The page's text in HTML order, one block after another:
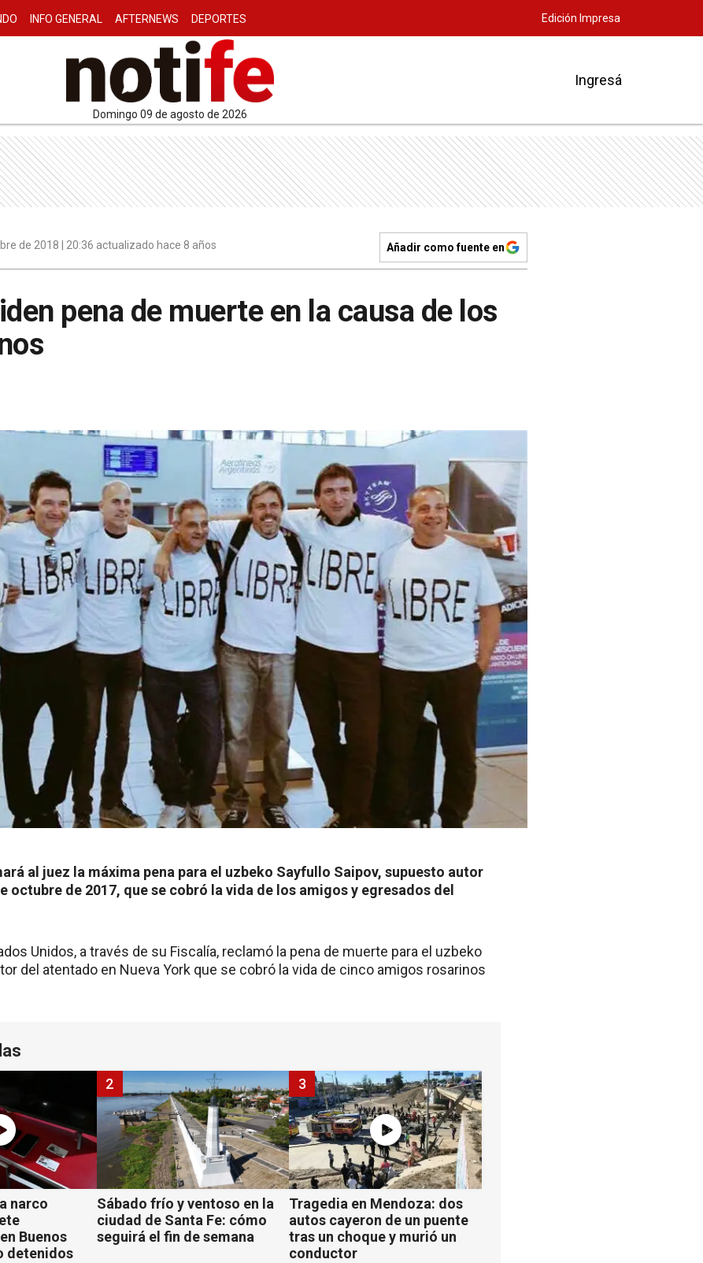
INFO GENERAL AFTERNEWS DEPORTES Edición Impresa
domingo 09 de agosto de 2026
Ingresá
de 2018 | 20:36 actualizado hace 8 años Añadir como fuente en
pena de muerte en la causa de los
al juez la máxima pena para el uzbeko Sayfullo Saipov, supuesto autor
octubre de 2017, que se cobró la vida de los amigos y egresados del
Unidos, a través de su Fiscalía, reclamó la pena de muerte para el uzbeko
del atentado en Nueva York que se cobró la vida de cinco amigos rosarinos
narco
Buenos
detenidos
Sábado frío y ventoso en la
ciudad de Santa Fe: cómo
seguirá el fin de semana
2
Tragedia en Mendoza: dos
autos cayeron de un puente
tras un choque y murió un
conductor
3